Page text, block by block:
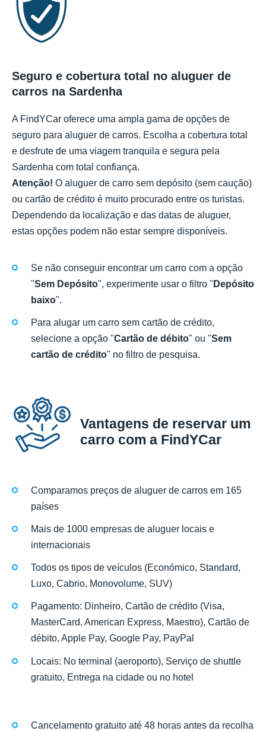
Seguro e cobertura total no aluguer de
carros na Sardenha
A FindYCar oferece uma ampla gama de opções de
seguro para aluguer de carros. Escolha a cobertura total
e desfrute de uma viagem tranquila e segura pela
Sardenha com total confiança.
Atenção! O aluguer de carro sem depósito (sem caução)
ou cartão de crédito é muito procurado entre os turistas.
Dependendo da localização e das datas de aluguer,
estas opções podem não estar sempre disponíveis.
Se não conseguir encontrar um carro com a opção
"Sem Depósito", experimente usar o filtro " Depósito
baixo".
Para alugar um carro sem cartão de crédito,
selecione a opção "Cartão de débito" ou "Sem
cartão de crédito" no filtro de pesquisa.
Vantagens de reservar um
carro com a FindYCar
Comparamos preços de aluguer de carros em 165
países
Mais de 1000 empresas de aluguer locais e
internacionais
Todos os tipos de veículos (Económico, Standard,
Luxo, Cabrio, Monovolume, SUV)
Pagamento: Dinheiro, Cartão de crédito (Visa,
MasterCard, American Express, Maestro), Cartão de
débito, Apple Pay, Google Pay, PayPal
Locais: No terminal (aeroporto), Serviço de shuttle
gratuito, Entrega na cidade ou no hotel
Cancelamento gratuito até 48 horas antes da recolha